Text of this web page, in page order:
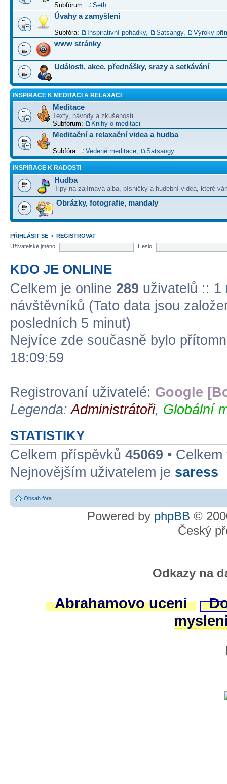
Subfórum: Seth
Úvahy a zamyšlení
Subfóra: Inspirativní pohádky, Satsangy, Výroky
www stránky
Události, akce, přednášky, srazy a setkávání
INSPIRACE K MEDITACI A RELAXACI
Meditace
Texty, návody a zkušenosti
Subfórum:
Knihy o meditaci
Meditační a relaxační videa a hudba
Subfóra: Vedené meditace Satsangy
INSPIRACE K RADOSTI
Hudba
Tipy na zajímavá alba, písničky a hudební videa, které
Obrázky, fotografie, mandaly
PŘIHLÁSIT SE • REGISTROVAT
Uživatelské jméno:
Heslo:
KDO JE ONLINE
Celkem je online 289 uživatelů :: 1
návštěvníků (Tato data jsou
posledních 5 minut)
Nejvíce zde současně bylo
18:09:59
Registrovaní uživatelé: Google
Legenda:Administrátoři, Globální
STATISTIKY
Celkem příspěvků 45069 •
Nejnovějším uživatelem je saress
Obsah fóra
Powered by phpBB ©
Český
Odkazy na
Abrahamovo uceni